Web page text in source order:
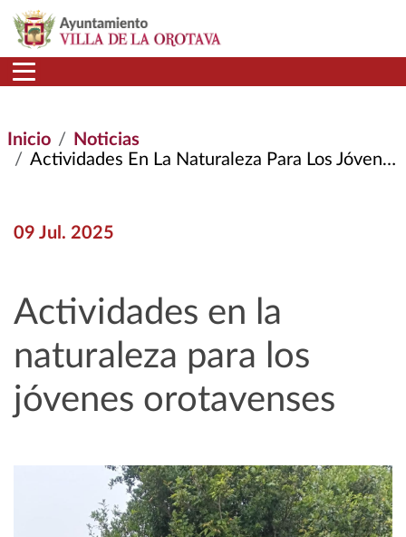
Pasar al contenido principal
Inicio
Noticias
Actividades En La Naturaleza Para Los Jóvenes Orotavenses
09 Jul. 2025
Actividades en la
naturaleza para los
jóvenes orotavenses